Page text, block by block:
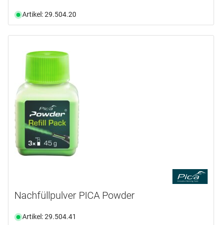
Artikel: 29.504.20
Nachfüllpulver PICA Powder
Artikel: 29.504.41